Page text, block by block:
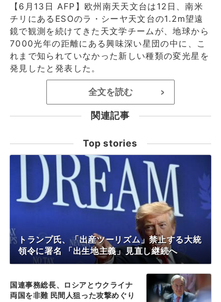
【6月13日 AFP】欧州南天天文台は12日、南米
チリにあるESOのラ・シーヤ天文台の1.2m望遠
鏡で観測を続けてきた天文学チームが、地球から
7000光年の距離にある興味深い星団の中に、こ
れまで知られていなかった新しい種類の変光星を
発見したと発表した。
全文を読む >
関連記事
Top stories
トランプ氏、「出産ツーリズム」禁止する大統
領令に署名 「出生地主義」見直し継続へ
国連事務総長、ロシアとウクライナ
両国を非難 民間人狙った攻撃めぐり